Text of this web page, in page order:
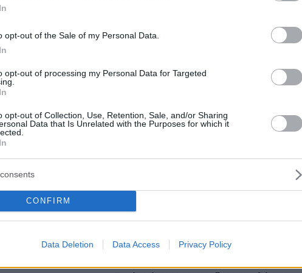
opt-out of the Sale of my Personal Data.
opt-out of processing my Personal Data for Targeted
opt-out of Collection, Use, Retention, Sale, and/or Sharing
Data that Is Unrelated with the Purposes for which it
CONFIRM
Data Deletion Data Access Privacy Policy
protothema.gr στο Google News και μάθετε πρώτοι όλες
Ειδήσειςαπό την Ελλάδα και τον Κόσμο, τη στιγμή
στοProtothema.gr
εκδήλωση μνήμης για Ισαάκ και
πριν 22 λεπτά